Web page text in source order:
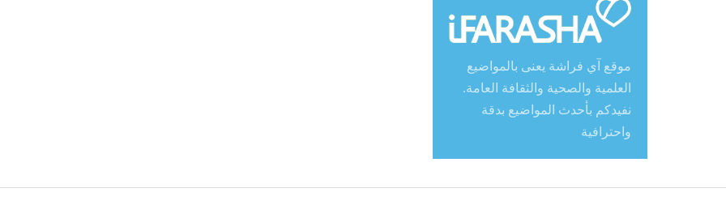
موقع آي فراشة يعنى بالمواضيع
العلمية والصحية والثقافة العامة.
نفيدكم بأحدث المواضيع بدقة
واحترافية